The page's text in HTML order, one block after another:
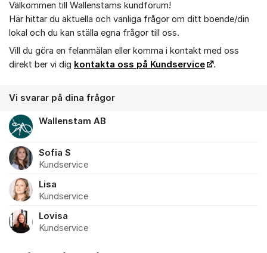
Om forumet
Välkommen till Wallenstams kundforum!
Här hittar du aktuella och vanliga frågor om ditt boende/din
lokal och du kan ställa egna frågor till oss.
Vill du göra en felanmälan eller komma i kontakt med oss
direkt ber vi dig kontakta oss på Kundservice .
Vi svarar på dina frågor
Wallenstam AB
Sofia S
Kundservice
Lisa
Kundservice
Lovisa
Kundservice